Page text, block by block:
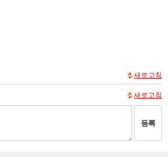
새로고침
새로고침
등록